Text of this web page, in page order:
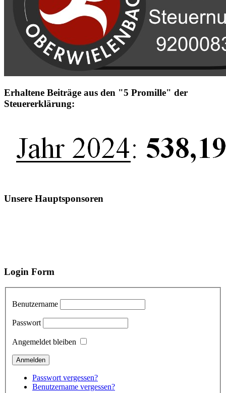
Erhaltene Beiträge aus den "5 Promille" der
Steuererklärung:
Unsere Hauptsponsoren
Login Form
Benutzername
Passwort
Angemeldet bleiben
Passwort vergessen?
Benutzername vergessen?